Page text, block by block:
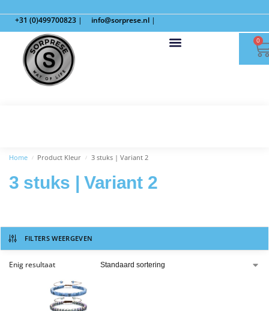
+31 (0)499700823 | info@sorprese.nl |
0
Home / Product Kleur / 3 stuks | Variant 2
3 stuks | Variant 2
FILTERS WEERGEVEN
Enig resultaat